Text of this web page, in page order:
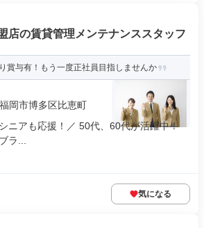
店の賃貸管理メンテナンススタッフ
賞与有！もう一度正社員目指しませんか
岡市博多区比恵町
ニアも応援！／ 50代、60代が活躍中！
ラ...
気になる